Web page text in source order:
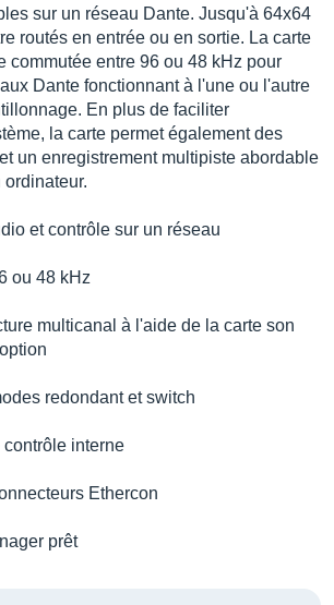
sur un réseau Dante. Jusqu'à 64x64
routés en entrée ou en sortie. La carte
commutée entre 96 ou 48 kHz pour
Dante fonctionnant à l'une ou l'autre
En plus de faciliter
la carte permet également des
un enregistrement multipiste abordable
et contrôle sur un réseau
ou 48 kHz
multicanal à l'aide de la carte son
redondant et switch
contrôle interne
Ethercon
prêt